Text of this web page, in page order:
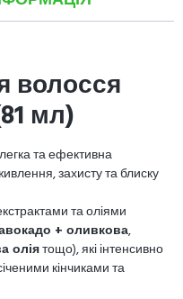
волосся
мл)
та ефективна
захисту та блиску
та оліями
+ оливкова,
оліятощо), які інтенсивно
кінчиками та